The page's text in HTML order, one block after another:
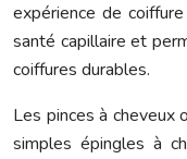
expérience de
santé capillaire et
coiffures durables.
Les pinces à cheveux
simples épingles à